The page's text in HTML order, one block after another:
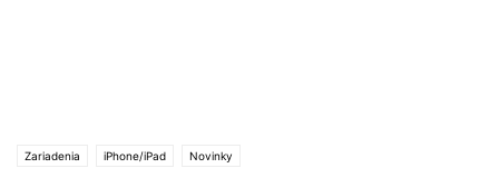
Zariadenia iPhone/iPad Novinky